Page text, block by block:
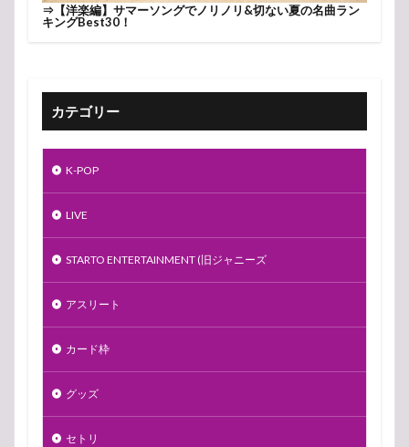
⇒ 【洋楽編】サマーソングでノリノリ&切ない夏の名曲ラン
キングBest30！
カテゴリー
K-POP
LIVE
STARTO ENTERTAINMENT (旧ジャニーズ
アスリート
カード枠
グッズ
セトリ